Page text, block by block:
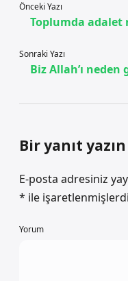
Önceki Yazı
Toplumda adalet
Sonraki Yazı
Biz Allah’ı
Bir yanıt yazın
E-posta adresiniz
* ile
Yorum